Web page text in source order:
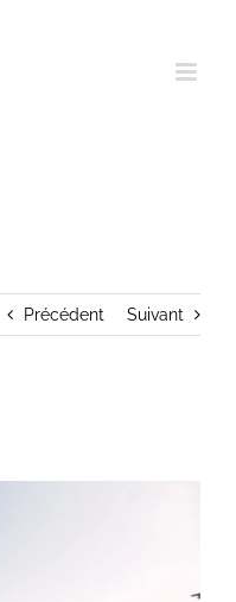
Précédent Suivant